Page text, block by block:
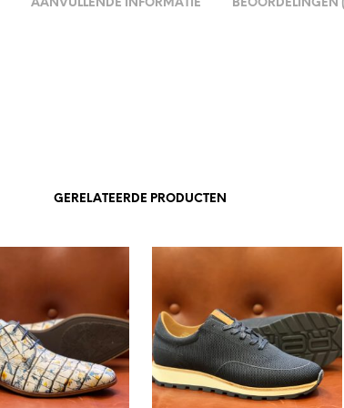
AANVULLENDE INFORMATIE BEOORDELINGEN
GERELATEERDE PRODUCTEN